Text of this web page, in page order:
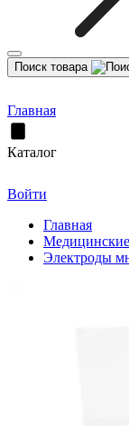
Поиск товара
Главная
Каталог
Войти
Главная
Электроды